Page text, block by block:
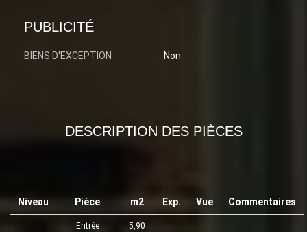
PUBLICITÉ
BIENS D'EXCEPTION Non
DESCRIPTION DES PIÈCES
Niveau Pièce m2 Exp. Vue Commentaires
Entrée 5,90